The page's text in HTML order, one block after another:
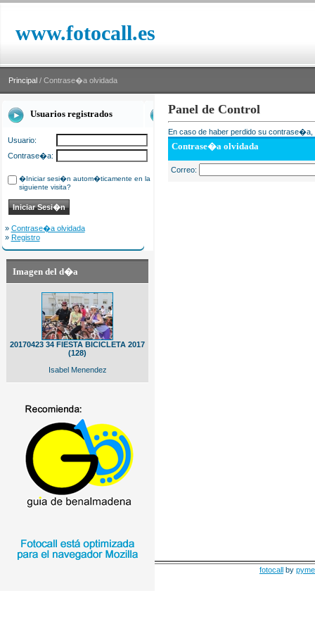
www.fotocall.es
Principal / Contrase�a olvidada
Usuarios registrados
Usuario:
Contrase�a:
�Iniciar sesi�n autom�ticamente en la
siguiente visita?
» Contrase�a olvidada
» Registro
Imagen del d�a
20170423 34 FIESTA BICICLETA 2017
(128)
Isabel Menendez
Panel de Control
En caso de haber perdido su
Contrase�a olvidada
Correo:
fotocall by